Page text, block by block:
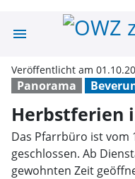
menu
Panorama
Veröffentlicht am
Herbstferien
Das Pfarrbüro ist vom
geschlossen. Ab
gewohnten Zeit